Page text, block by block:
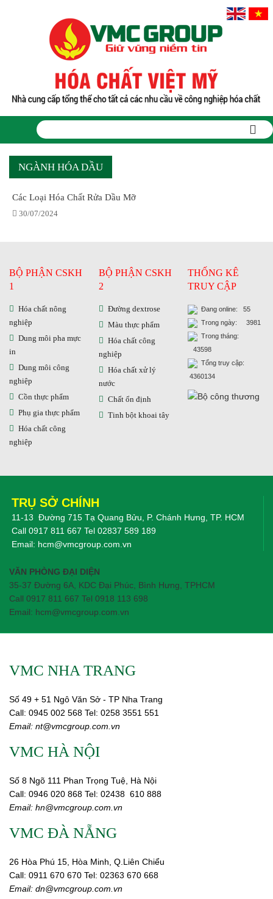
NGÀNH HÓA DẦU
Các Loại Hóa Chất Rửa Dầu Mỡ
30/07/2024
BỘ PHẬN CSKH
1
Hóa chất nông
nghiệp
Dung môi pha mực
in
Dung môi công
nghiệp
Cồn thực phẩm
Phụ gia thực phẩm
Hóa chất công
nghiệp
BỘ PHẬN CSKH
2
Đường dextrose
Màu thực phẩm
Hóa chất công
nghiệp
Hóa chất xử lý
nước
Chất ổn định
Tinh bột khoai tây
THỐNG KÊ
TRUY CẬP
Đang online: 55
Trong ngày: 3981
Trong tháng:
43598
Tổng truy cập:
4360134
TRỤ SỞ CHÍNH
11-13 Đường 715 Tạ Quang Bửu, P. Chánh Hưng, TP. HCM
Call 0917 811 667 Tel 02837 589 189
Email: hcm@vmcgroup.com.vn
VĂN PHÒNG ĐẠI DIỆN
35-37 Đường 6A, KDC Đại Phúc, Bình Hưng, TPHCM
Call 0917 811 667 Tel 0918 113 698
Email: hcm@vmcgroup.com.vn
VMC NHA TRANG
Số 49 + 51 Ngô Văn Sở - TP Nha Trang
Call: 0945 002 568 Tel: 0258 3551 551
Email: nt@vmcgroup.com.vn
VMC HÀ NỘI
Số 8 Ngõ 111 Phan Trọng Tuệ, Hà Nội
Call: 0946 020 868 Tel: 02438 610 888
Email: hn@vmcgroup.com.vn
VMC ĐÀ NẴNG
26 Hòa Phú 15, Hòa Minh, Q.Liên Chiểu
Call: 0911 670 670 Tel: 02363 670 668
Email: dn@vmcgroup.com.vn